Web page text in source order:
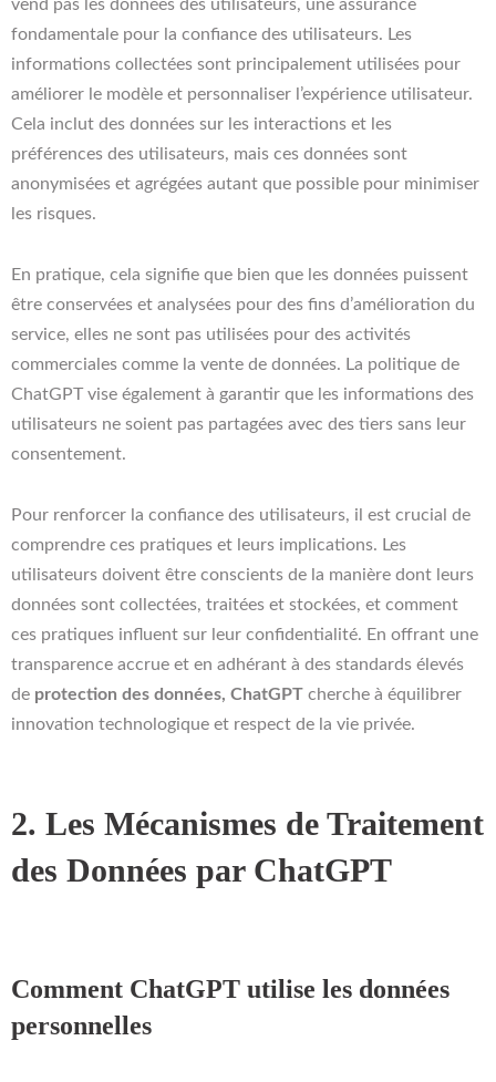
vend pas les données des utilisateurs, une assurance
fondamentale pour la confiance des utilisateurs. Les
informations collectées sont principalement utilisées pour
améliorer le modèle et personnaliser l’expérience utilisateur.
Cela inclut des données sur les interactions et les
préférences des utilisateurs, mais ces données sont
anonymisées et agrégées autant que possible pour minimiser
les risques.
En pratique, cela signifie que bien que les données puissent
être conservées et analysées pour des fins d’amélioration du
service, elles ne sont pas utilisées pour des activités
commerciales comme la vente de données. La politique de
ChatGPT vise également à garantir que les informations des
utilisateurs ne soient pas partagées avec des tiers sans leur
consentement.
Pour renforcer la confiance des utilisateurs, il est crucial de
comprendre ces pratiques et leurs implications. Les
utilisateurs doivent être conscients de la manière dont leurs
données sont collectées, traitées et stockées, et comment
ces pratiques influent sur leur confidentialité. En offrant une
transparence accrue et en adhérant à des standards élevés
de protection des données, ChatGPT cherche à équilibrer
innovation technologique et respect de la vie privée.
2. Les Mécanismes de Traitement
des Données par ChatGPT
Comment ChatGPT utilise les données
personnelles